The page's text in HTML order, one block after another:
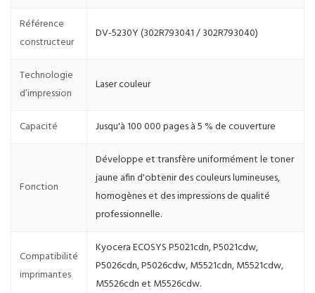
Référence
constructeur
DV-5230Y (302R793041 / 302R793040)
Technologie
d’impression
Laser couleur
Capacité Jusqu'à 100 000 pages à 5 % de couverture
Fonction
Développe et transfère uniformément le toner
jaune afin d'obtenir des couleurs lumineuses,
homogènes et des impressions de qualité
professionnelle.
Compatibilité
imprimantes
Kyocera ECOSYS P5021cdn, P5021cdw,
P5026cdn, P5026cdw, M5521cdn, M5521cdw,
M5526cdn et M5526cdw.